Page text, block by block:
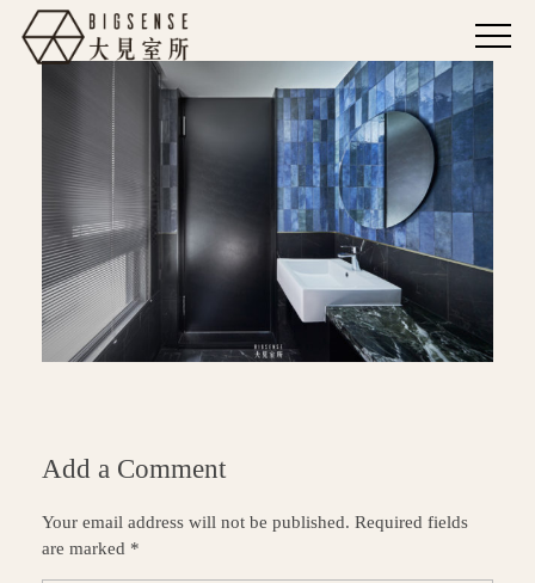
Add a Comment
Your email address will not be published. Required fields
are marked *